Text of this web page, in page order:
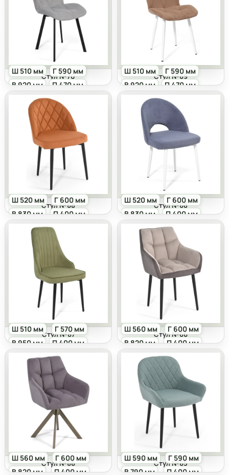
Ш 510 мм
Г 590 мм
В 920 мм
П 470 мм
Стул №70
Ш 510 мм
Г 590 мм
В 920 мм
П 470 мм
Стул №69
Ш 520 мм
Г 600 мм
В 830 мм
П 400 мм
Стул №68
Ш 520 мм
Г 600 мм
В 830 мм
П 400 мм
Стул №68
Ш 510 мм
Г 570 мм
В 950 мм
П 400 мм
Стул №67
Ш 560 мм
Г 600 мм
В 820 мм
П 400 мм
Стул №66
Ш 560 мм
Г 600 мм
В 820 мм
П 400 мм
Стул №66
Ш 590 мм
Г 590 мм
В 790 мм
П 400 мм
Стул №65